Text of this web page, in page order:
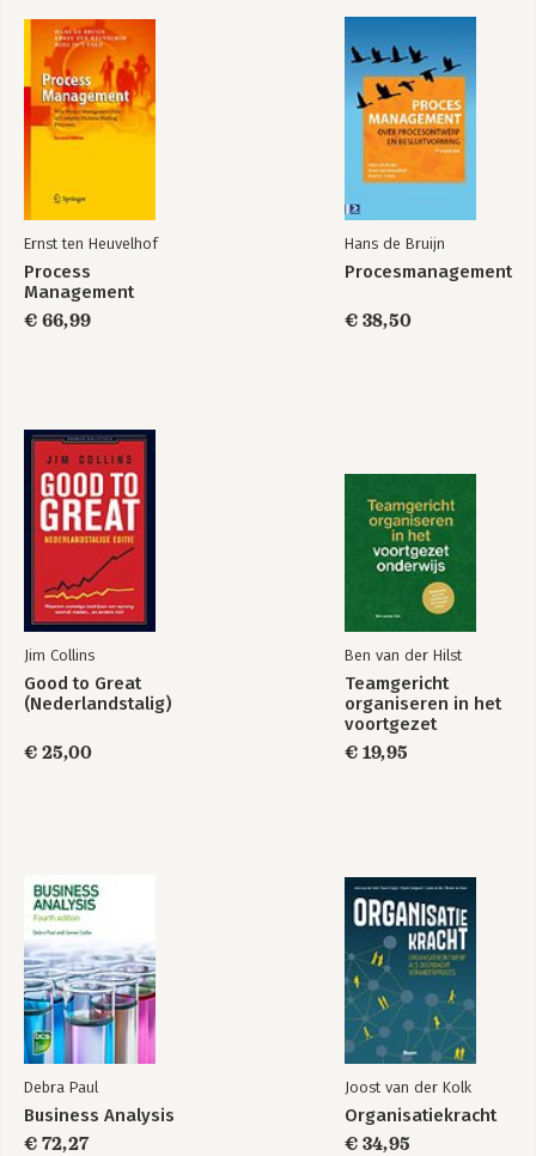
Bekijk alle boeken
Dankwoord
Ernst ten Heuvelhof
Process
Management
€ 66,99
Hans de Bruijn
Procesmanagement
€ 38,50
Jim Collins
Good to Great
(Nederlandstalig)
€ 25,00
Ben van der Hilst
Teamgericht
organiseren in het
voortgezet
onderwijs
€ 19,95
Debra Paul
Business Analysis
€ 72,27
Joost van der Kolk
Organisatiekracht
€ 34,95